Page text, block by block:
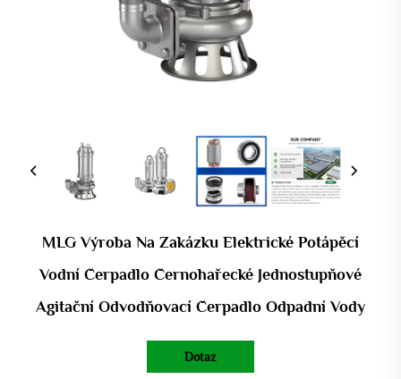
MLG Výroba Na Zakázku Elektrické Potápěcí
Vodní Čerpadlo Černohařecké Jednostupňové
Agitační Odvodňovací Čerpadlo Odpadní Vody
Dotaz